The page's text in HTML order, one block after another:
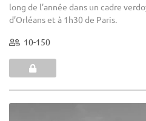
long de l’année dans un cadre
d’Orléans et à 1h30 de Paris.
10-150